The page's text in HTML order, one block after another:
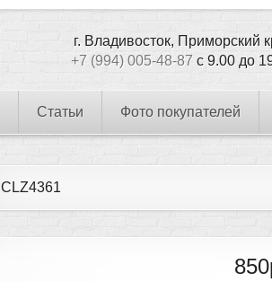
г. Владивосток, Приморский
+7 (994) 005-48-87 с 9.00 до
Статьи Фото покупателей
CLZ4361